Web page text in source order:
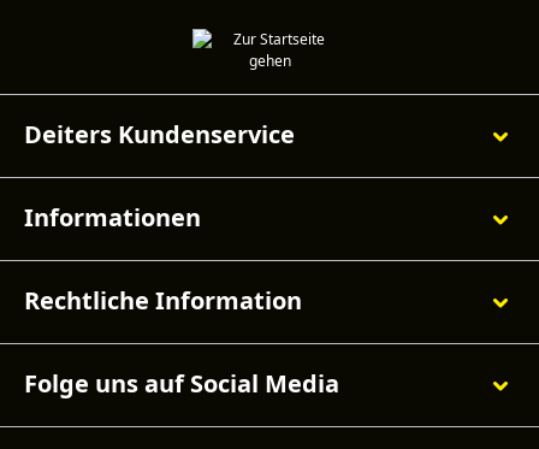
Deiters Kundenservice
Informationen
Rechtliche Information
Folge uns auf Social Media